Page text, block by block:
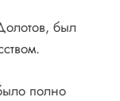
был
полно